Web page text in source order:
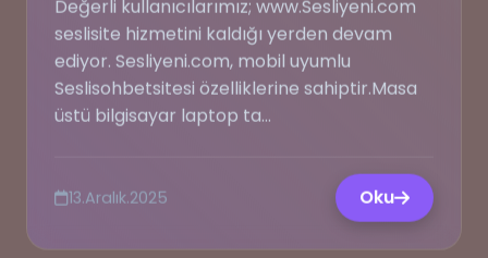
Değerli kullanıcılarımız; www.Sesliyeni.com
seslisite hizmetini kaldığı yerden devam
ediyor. Sesliyeni.com, mobil uyumlu
Seslisohbetsitesi özelliklerine sahiptir.Masa
üstü bilgisayar laptop ta...
13.Aralık.2025 Oku